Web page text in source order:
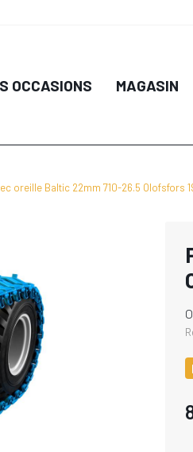
OCCASIONS MAGASIN
oreille Baltic 22mm 710-26.5 Olofsfors